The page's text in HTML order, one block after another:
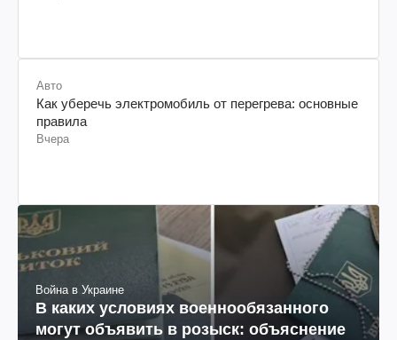
Авто
Как уберечь электромобиль от перегрева: основные
правила
Вчера
Война в Украине
В каких условиях военнообязанного
могут объявить в розыск: объяснение